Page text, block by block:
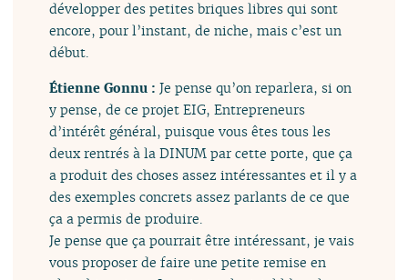
développer des petites briques libres qui sont
encore, pour l’instant, de niche, mais c’est un
début.
Étienne Gonnu :Je pense qu’on reparlera, si on
y pense, de ce projet EIG, Entrepreneurs
d’intérêt général, puisque vous êtes tous les
deux rentrés à la DINUM par cette porte, que ça
a produit des choses assez intéressantes et il y a
des exemples concrets assez parlants de ce que
ça a permis de produire.
Je pense que ça pourrait être intéressant, je vais
vous proposer de faire une petite remise en